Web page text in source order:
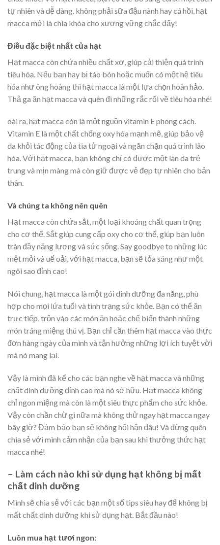
tự nhiên và dễ dàng. không phải sữa đậu nành hay cá hồi, hạt
macca mới là chìa khóa cho xương vững chắc đấy!
Điều đặc biệt nhất của hạt
Hạt macca còn chứa nhiều chất xơ, giúp cải thiện quá trình
tiêu hóa. Nếu bạn hay bị táo bón hoặc muốn có một hệ tiêu
hóa như ông hoàng thì hạt macca là một lựa chọn hoàn hảo.
Thả ga ăn hạt macca và quên đi những rắc rối về tiêu hóa nhé!
oài ra, hạt macca còn là một nguồn vitamin E phong cách.
Vitamin E là một chất chống oxy hóa mạnh mẽ, giúp bảo vệ
da khỏi tác động của tia tử ngoại và ngăn chặn quá trình lão
hóa. Với hạt macca, bạn không chỉ có được một làn da trẻ
trung và mịn màng mà còn giữ được vẻ đẹp tự nhiên cho bản
thân.
Và chúng ta không nên quên
Hạt macca còn chứa sắt, một loại khoáng chất quan trọng
cho cơ thể. Sắt giúp cung cấp oxy cho cơ thể, giúp bạn luôn
tràn đầy năng lượng và sức sống. Say goodbye to những lúc
mệt mỏi và uể oải, với hạt macca, bạn sẽ tỏa sáng như một
ngôi sao đỉnh cao!
Nói chung, hạt macca là một gói dinh dưỡng đa năng, phù
hợp cho mọi lứa tuổi và tình trạng sức khỏe. Bạn có thể ăn
trực tiếp, trộn vào các món ăn hoặc chế biến thành những
món tráng miệng thú vị. Bạn chỉ cần thêm hạt macca vào thực
đơn hàng ngày của mình và tận hưởng những lợi ích tuyệt vời
mà nó mang lại.
Vậy là mình đã kể cho các bạn nghe về hạt macca và những
chất dinh dưỡng đỉnh cao mà nó sở hữu. Hạt macca không
chỉ ngon miệng mà còn là một siêu thực phẩm cho sức khỏe.
Vậy còn chần chừ gì nữa mà không thử ngay hạt macca ngay
bây giờ? Đảm bảo bạn sẽ không hối hận đâu! Và đừng quên
chia sẻ với mình cảm nhận của bạn sau khi thưởng thức hạt
macca nhé!
– Làm cách nào khi sử dụng hạt không bị mất
chất dinh dưỡng
Mình sẽ chia sẻ với các bạn một số tips siêu hay để không bị
mất chất dinh dưỡng khi sử dụng hạt. Bắt đầu nào!
Luôn mua hạt tươi ngon: